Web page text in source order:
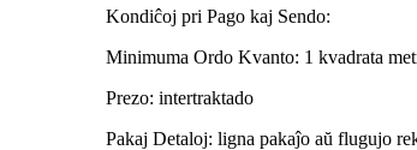
Kondiĉoj pri Pago kaj Sendo:
Minimuma Ordo Kvanto: 1 kvadrata
Prezo: intertraktado
Pakaj Detaloj: ligna pakaĵo aŭ flugujo